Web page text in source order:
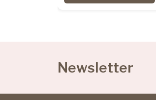
Newsletter